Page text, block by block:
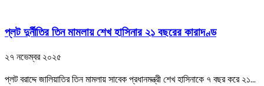
প্লট দুর্নীতির তিন মামলায় শেখ হাসিনার ২১ বছরের কারাদণ্ড
২৭ নভেম্বর ২০২৫
প্লট বরাদ্দে জালিয়াতির তিন মামলায় সাবেক প্রধানমন্ত্রী শেখ হাসিনাকে ৭ বছর করে ২১...